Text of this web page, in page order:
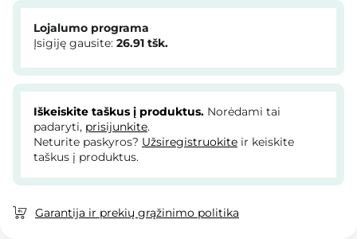
Lojalumo programa
Įsigiję gausite: 26.91 tšk.
Iškeiskite taškus į produktus. Norėdami tai
padaryti, prisijunkite.
Neturite paskyros? Užsiregistruokite ir keiskite
taškus į produktus.
Garantija ir prekių grąžinimo politika